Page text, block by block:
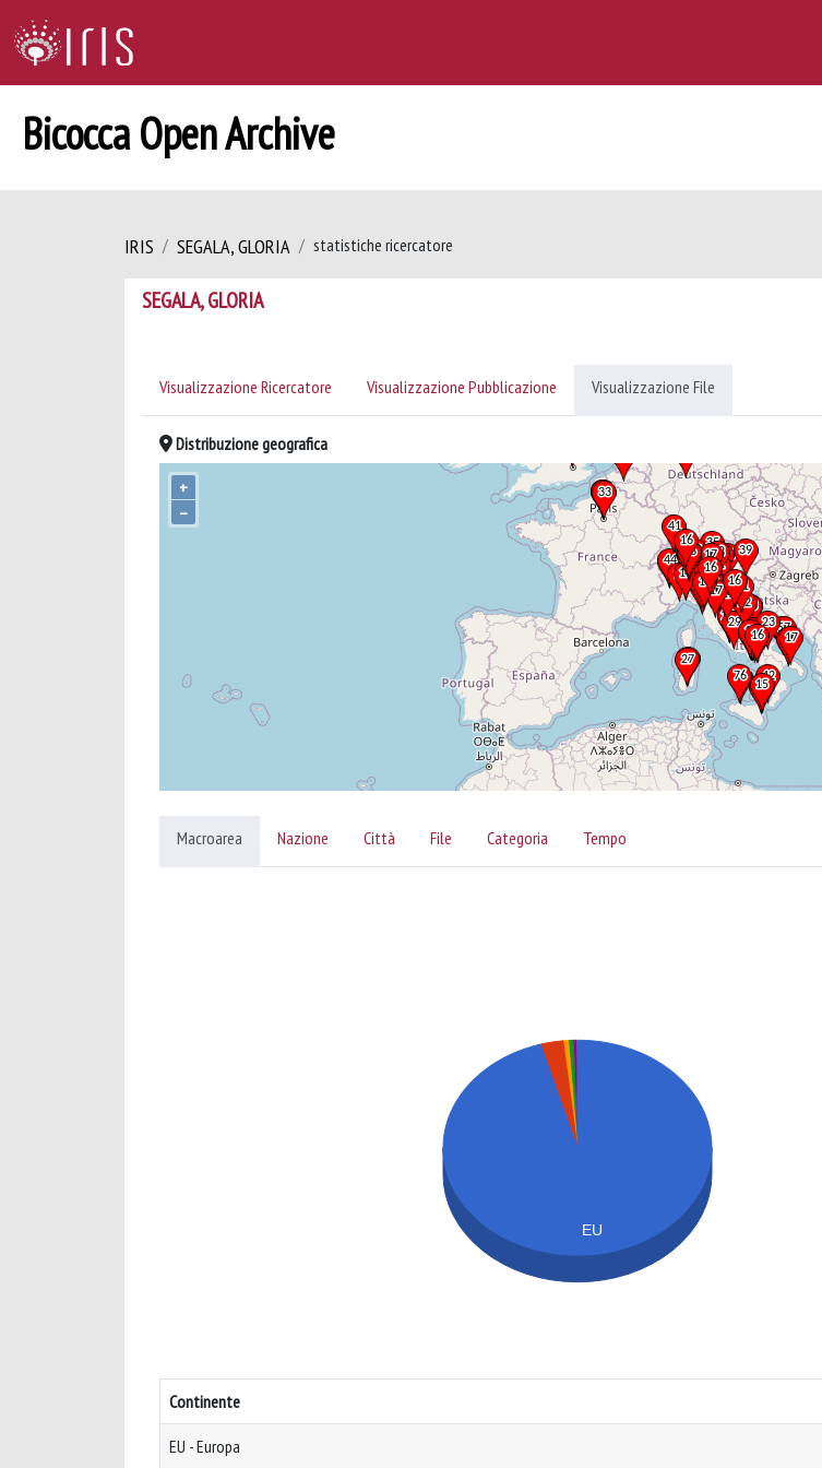
Bicocca Open Archive
IRIS SEGALA, GLORIA statistiche ricercatore
SEGALA, GLORIA
Visualizzazione Ricercatore Visualizzazione Pubblicazione Visualizzazione File
Distribuzione geografica
+
–
Macroarea Nazione Città File Categoria Tempo
EU
Continente
EU - Europa